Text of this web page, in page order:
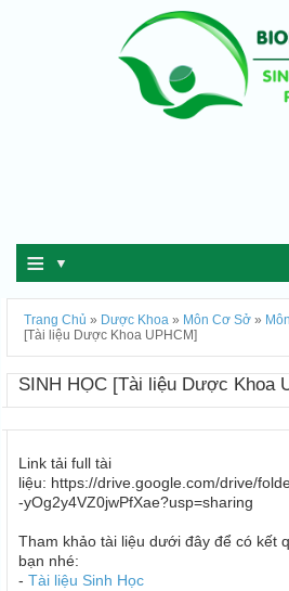
≡ ▼
Trang Chủ » Dược Khoa » Môn Cơ Sở »
[Tài liệu Dược Khoa UPHCM]
SINH HỌC [Tài liệu Dược Khoa
Link tải full tài
liệu: https://drive.google.com/drive/
-yOg2y4VZ0jwPfXae?usp=sharing
Tham khảo tài liệu dưới đây để có kết
bạn nhé:
- Tài liệu Sinh Học